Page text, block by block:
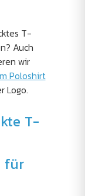
T-
Auch
wir
Poloshirt
Logo.
T-
für